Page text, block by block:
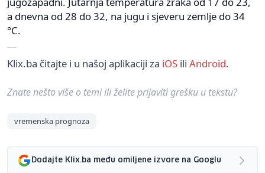
a dnevna od 28 do 32, na jugu i sjeveru zemlje do 34
°C.
Klix.ba čitajte i u našoj aplikaciji za iOS ili Android.
Znate nešto više o temi ili želite prijaviti grešku u tekstu?
vremenska prognoza
Dodajte Klix.ba među omiljene izvore na Googlu